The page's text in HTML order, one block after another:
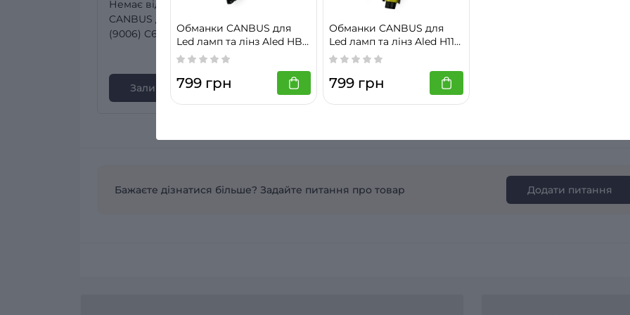
Немає відгуків про товар Обманки
CANBUS для Led ламп та лінз Aled HB4
(9006) C6P
Залишити відгук
0
Цей товар ще
Бажаєте дізнатися більше? Задайте питання про товар Додати питання
Обманки CANBUS для
Led ламп та лінз Aled HB4
(9006) C12
799 грн
Обманки CANBUS для
Led ламп та лінз Aled H11
C12
799 грн